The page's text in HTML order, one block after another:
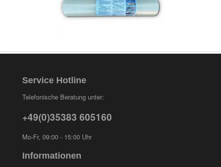
Service Hotline
Telefonische Beratung unter:
+49(0)35383 605160
Mo-Fr, 09:00 - 15:00 Uhr
Informationen